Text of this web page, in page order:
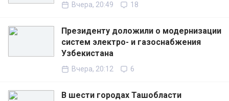
Вчера, 20:49 18
Президенту доложили о модернизации
систем электро- и газоснабжения
Узбекистана
Вчера, 20:12 6
В шести городах Ташобласти